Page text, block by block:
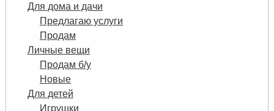
Для дома и дачи
Предлагаю услуги
Продам
Личные вещи
Продам б/у
Новые
Для детей
Игрушки